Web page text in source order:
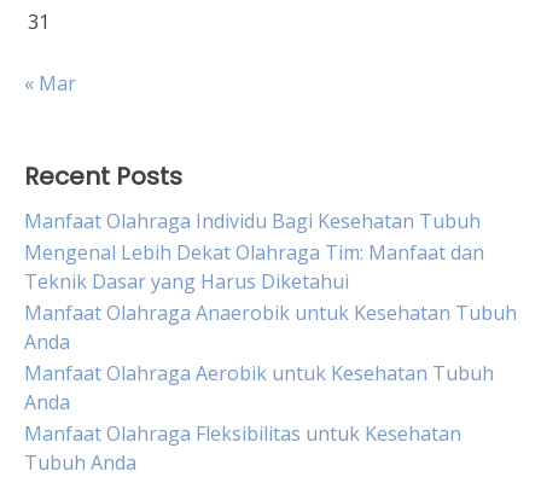
31
« Mar
Recent Posts
Manfaat Olahraga Individu Bagi Kesehatan Tubuh
Mengenal Lebih Dekat Olahraga Tim: Manfaat dan
Teknik Dasar yang Harus Diketahui
Manfaat Olahraga Anaerobik untuk Kesehatan Tubuh
Anda
Manfaat Olahraga Aerobik untuk Kesehatan Tubuh
Anda
Manfaat Olahraga Fleksibilitas untuk Kesehatan
Tubuh Anda